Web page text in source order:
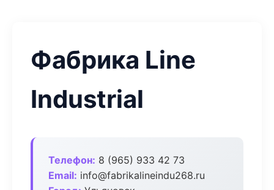
Фабрика Line
Industrial
Телефон: 8 (965) 933 42 73
Email: info@fabrikalineindu268.ru